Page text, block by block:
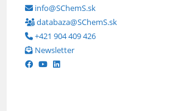
info@SChemS.sk
databaza@SChemS.sk
+421 904 409 426
Newsletter